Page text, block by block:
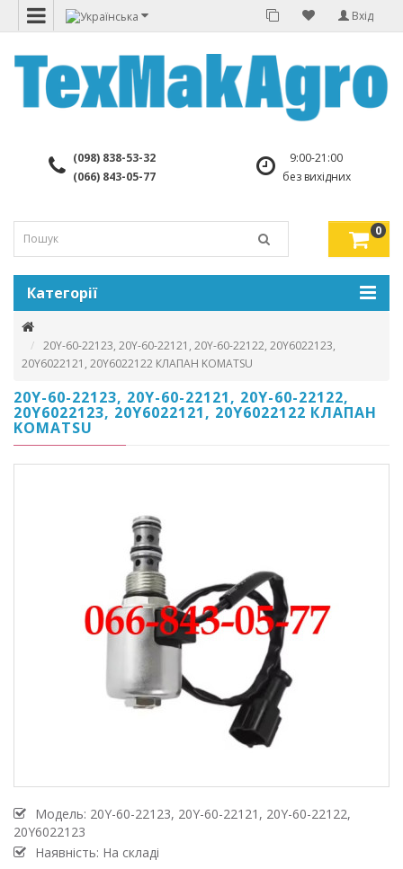
Вхід
(098) 838-53-32
(066) 843-05-77
9:00-21:00
без вихідних
0
Категорії
20Y-60-22123, 20Y-60-22121, 20Y-60-22122, 20Y6022123,
20Y6022121, 20Y6022122 КЛАПАН KOMATSU
20Y-60-22123, 20Y-60-22121, 20Y-60-22122,
20Y6022123, 20Y6022121, 20Y6022122 КЛАПАН
KOMATSU
Модель: 20Y-60-22123, 20Y-60-22121, 20Y-60-22122,
20Y6022123
Наявність: На складі